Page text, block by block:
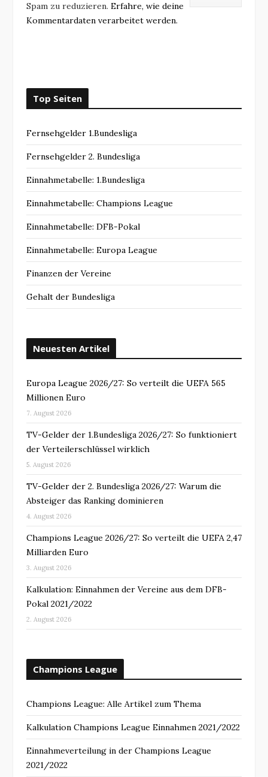
Spam zu reduzieren. Erfahre, wie deine
Kommentardaten verarbeitet werden.
Top Seiten
Fernsehgelder 1.Bundesliga
Fernsehgelder 2. Bundesliga
Einnahmetabelle: 1.Bundesliga
Einnahmetabelle: Champions League
Einnahmetabelle: DFB-Pokal
Einnahmetabelle: Europa League
Finanzen der Vereine
Gehalt der Bundesliga
Neuesten Artikel
Europa League 2026/27: So verteilt die UEFA 565
Millionen Euro
7. August 2026
TV-Gelder der 1.Bundesliga 2026/27: So funktioniert
der Verteilerschlüssel wirklich
5. August 2026
TV-Gelder der 2. Bundesliga 2026/27: Warum die
Absteiger das Ranking dominieren
4. August 2026
Champions League 2026/27: So verteilt die UEFA 2,47
Milliarden Euro
3. August 2026
Kalkulation: Einnahmen der Vereine aus dem DFB-
Pokal 2021/2022
2. August 2026
Champions League
Champions League: Alle Artikel zum Thema
Kalkulation Champions League Einnahmen 2021/2022
Einnahmeverteilung in der Champions League
2021/2022